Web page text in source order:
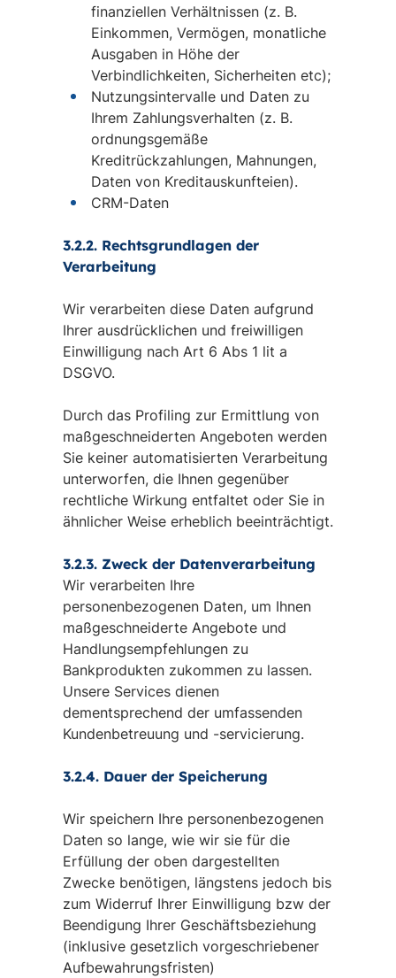
finanziellen Verhältnissen (z. B.
Einkommen, Vermögen, monatliche
Ausgaben in Höhe der
Verbindlichkeiten, Sicherheiten etc);
Nutzungsintervalle und Daten zu
Ihrem Zahlungsverhalten (z. B.
ordnungsgemäße
Kreditrückzahlungen, Mahnungen,
Daten von Kreditauskunfteien).
CRM-Daten
3.2.2. Rechtsgrundlagen der
Verarbeitung
Wir verarbeiten diese Daten aufgrund
Ihrer ausdrücklichen und freiwilligen
Einwilligung nach Art 6 Abs 1 lit a
DSGVO.
Durch das Profiling zur Ermittlung von
maßgeschneiderten Angeboten werden
Sie keiner automatisierten Verarbeitung
unterworfen, die Ihnen gegenüber
rechtliche Wirkung entfaltet oder Sie in
ähnlicher Weise erheblich beeinträchtigt.
3.2.3. Zweck der Datenverarbeitung
Wir verarbeiten Ihre
personenbezogenen Daten, um Ihnen
maßgeschneiderte Angebote und
Handlungsempfehlungen zu
Bankprodukten zukommen zu lassen.
Unsere Services dienen
dementsprechend der umfassenden
Kundenbetreuung und -servicierung.
3.2.4. Dauer der Speicherung
Wir speichern Ihre personenbezogenen
Daten so lange, wie wir sie für die
Erfüllung der oben dargestellten
Zwecke benötigen, längstens jedoch bis
zum Widerruf Ihrer Einwilligung bzw der
Beendigung Ihrer Geschäftsbeziehung
(inklusive gesetzlich vorgeschriebener
Aufbewahrungsfristen)